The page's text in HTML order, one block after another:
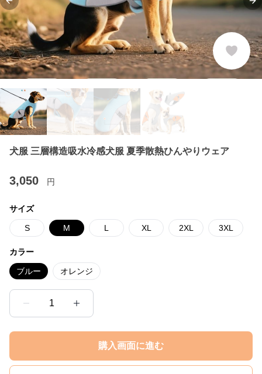
Previous slide
犬服 三層構造吸水冷感犬服 夏季散熱ひんやりウェア
3,050 円
サイズ
S M L XL 2XL 3XL
カラー
ブルー オレンジ
1
購入画面に進む